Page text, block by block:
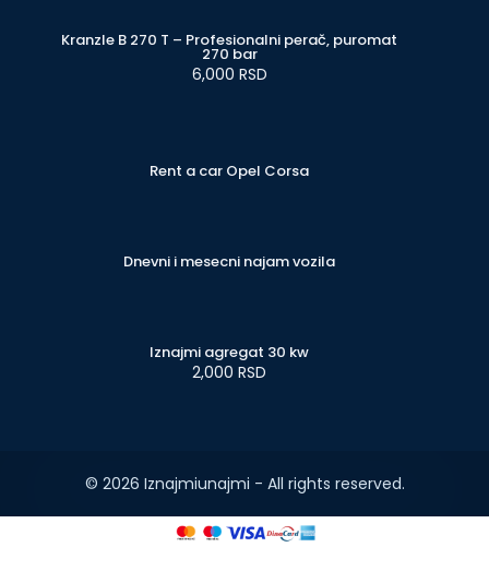
Kranzle B 270 T – Profesionalni perač, puromat
270 bar
6,000 RSD
Rent a car Opel Corsa
Dnevni i mesecni najam vozila
Iznajmi agregat 30 kw
2,000 RSD
© 2026 Iznajmiunajmi - All rights reserved.